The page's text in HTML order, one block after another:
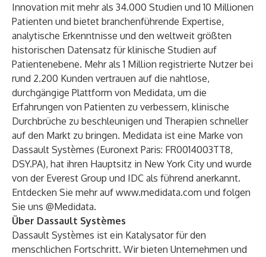
Innovation mit mehr als 34.000 Studien und 10 Millionen
Patienten und bietet branchenführende Expertise,
analytische Erkenntnisse und den weltweit größten
historischen Datensatz für klinische Studien auf
Patientenebene. Mehr als 1 Million registrierte Nutzer bei
rund 2.200 Kunden vertrauen auf die nahtlose,
durchgängige Plattform von Medidata, um die
Erfahrungen von Patienten zu verbessern, klinische
Durchbrüche zu beschleunigen und Therapien schneller
auf den Markt zu bringen. Medidata ist eine Marke von
Dassault Systèmes (Euronext Paris: FR0014003TT8,
DSY.PA), hat ihren Hauptsitz in New York City und wurde
von der Everest Group und IDC als führend anerkannt.
Entdecken Sie mehr auf www.medidata.com und folgen
Sie uns @Medidata.
Über Dassault Systèmes
Dassault Systèmes ist ein Katalysator für den
menschlichen Fortschritt. Wir bieten Unternehmen und